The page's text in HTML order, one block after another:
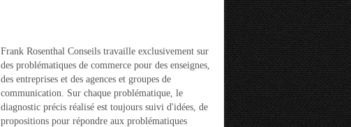
Frank Rosenthal Conseils travaille exclusivement sur
des problématiques de commerce pour des enseignes,
des entreprises et des agences et groupes de
communication. Sur chaque problématique, le
diagnostic précis réalisé est toujours suivi d'idées, de
propositions pour répondre aux problématiques